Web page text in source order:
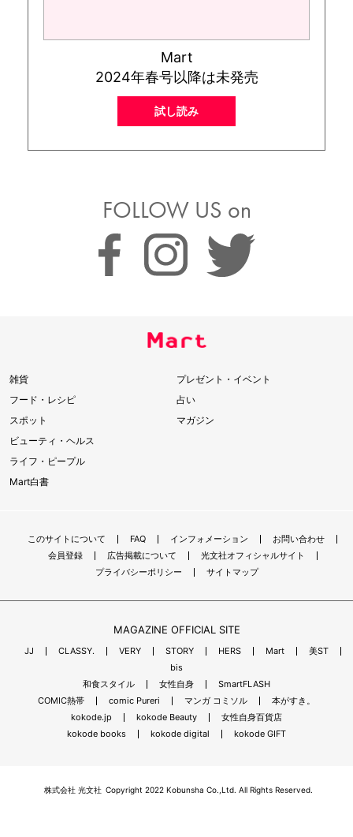
Mart
2024年春号以降は未発売
試し読み
FOLLOW US on
雑貨
フード・レシピ
スポット
ビューティ・ヘルス
ライフ・ピープル
Mart白書
プレゼント・イベント
占い
マガジン
このサイトについて FAQ インフォメーション
お問い合わせ
会員登録
広告掲載について
光文社オフィシャルサイト
プライバシーポリシー
サイトマップ
MAGAZINE OFFICIAL SITE
JJ CLASSY. VERY STORY HERS Mart
美ST
bis
和食スタイル
女性自身
SmartFLASH
COMIC熱帯
comic Pureri マンガ コミソル
本がすき。
kokode.jp
kokode Beauty
女性自身百貨店
kokode books
kokode digital kokode GIFT
株式会社 光文社 Copyright 2022 Kobunsha Co.,Ltd. All Rights Reserved.